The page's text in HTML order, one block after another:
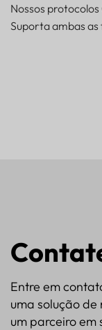
Nossos protocolos
Suporta ambas
Entre em
uma solução
um parceiro em